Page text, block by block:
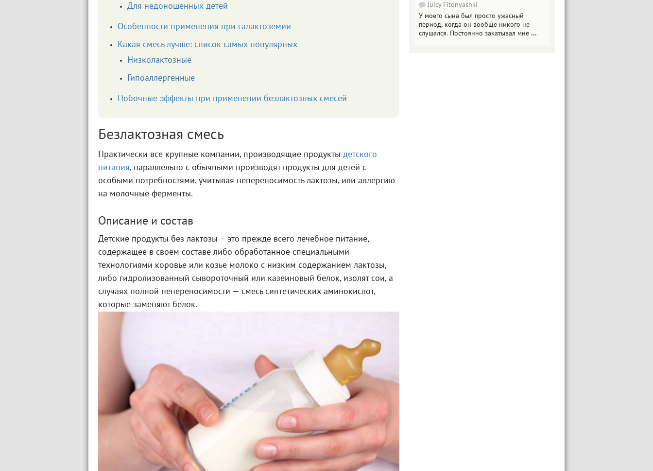
Для недоношенных детей
Особенности применения при галактоземии
Какая смесь лучше: список самых популярных
Низколактозные
Гипоаллергенные
Побочные эффекты при применении безлактозных смесей
Безлактозная смесь
Практически все крупные компании, производящие продукты детского
питания, параллельно с обычными производят продукты для детей с
особыми потребностями, учитывая непереносимость лактозы, или аллергию
на молочные ферменты.
Описание и состав
Детские продукты без лактозы – это прежде всего лечебное питание,
содержащее в своём составе либо обработанное специальными
технологиями коровье или козье молоко с низким содержанием лактозы,
либо гидролизованный сывороточный или казеиновый белок, изолят сои, а
случаях полной непереносимости — смесь синтетических аминокислот,
которые заменяют белок.
Juicy Fitonyashki
У моего сына был просто ужасный
период, когда он вообще никого не
слушался. Постоянно закатывал мне ...